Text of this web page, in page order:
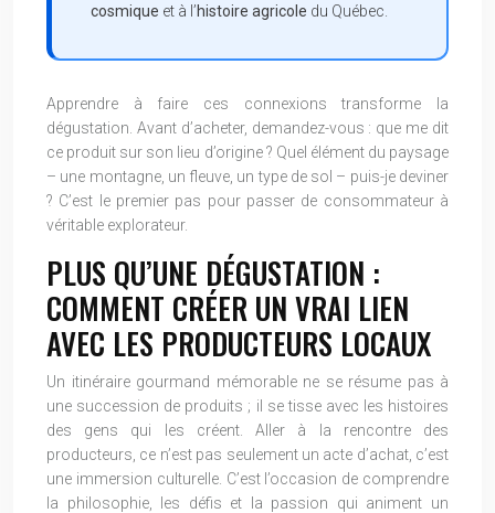
cosmique et à l’histoire agricole du Québec.
Apprendre à faire ces connexions transforme la
dégustation. Avant d’acheter, demandez-vous : que me dit
ce produit sur son lieu d’origine ? Quel élément du paysage
– une montagne, un fleuve, un type de sol – puis-je deviner
? C’est le premier pas pour passer de consommateur à
véritable explorateur.
PLUS QU’UNE DÉGUSTATION :
COMMENT CRÉER UN VRAI LIEN
AVEC LES PRODUCTEURS LOCAUX
Un itinéraire gourmand mémorable ne se résume pas à
une succession de produits ; il se tisse avec les histoires
des gens qui les créent. Aller à la rencontre des
producteurs, ce n’est pas seulement un acte d’achat, c’est
une immersion culturelle. C’est l’occasion de comprendre
la philosophie, les défis et la passion qui animent un